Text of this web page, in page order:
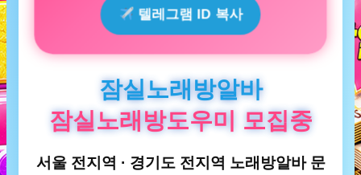
텔레그램 ID 복사
잠실노래방알바
잠실노래방도우미 모집중
서울 전지역 · 경기도 전지역 노래방알바 문